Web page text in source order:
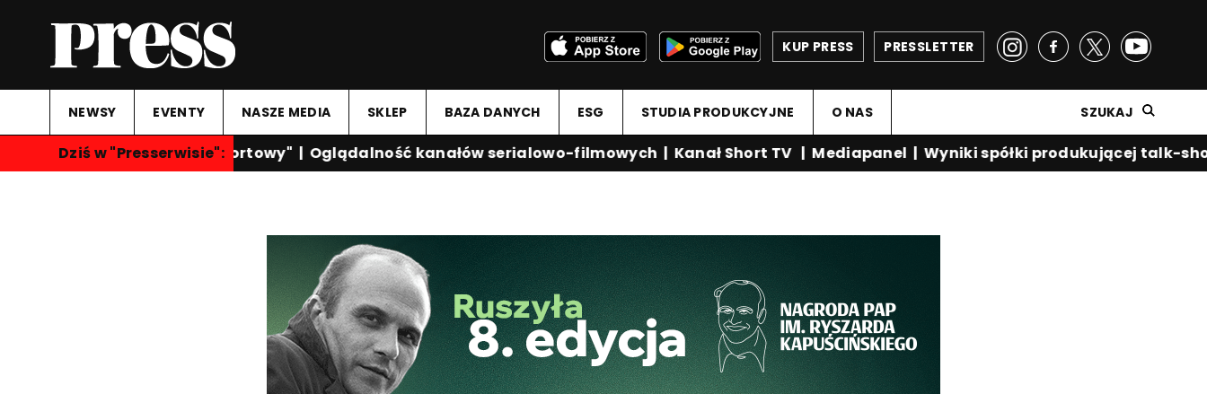
PRESSLETTER
KUP PRESS
NEWSY EVENTY NASZE MEDIA SKLEP BAZA DANYCH ESG STUDIA PRODUKCYJNE O NAS SZUKAJ
Dziś w "Presserwisie":
"Przegląd Sportowy"|Oglądalność kanałów serialowo-filmowych|Kanał Short TV |Mediapanel|Wyniki spółki produkującej talk-show